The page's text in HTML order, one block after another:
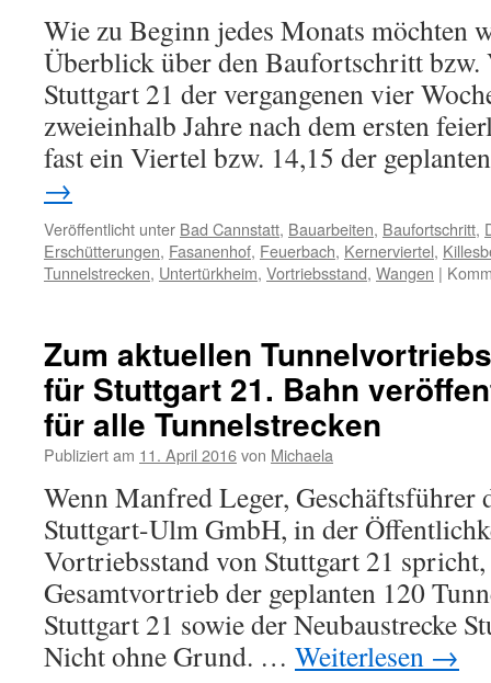
Wie zu Beginn jedes Monats möchten
Überblick über den Baufortschritt bzw.
Stuttgart 21 der vergangenen vier
zweieinhalb Jahre nach dem ersten
fast ein Viertel bzw. 14,15 der
→
Veröffentlicht unter Bad Cannstatt, Bauarbeiten, Baufortschritt,
Erschütterungen, Fasanenhof, Feuerbach, Kernerviertel,
Tunnelstrecken, Untertürkheim, Vortriebsstand, Wangen |
Zum aktuellen
für Stuttgart 21. Bahn
für alle Tunnelstrecken
Publiziert am 11. April 2016von Michaela
Wenn Manfred Leger, Geschäftsführer
Stuttgart-Ulm GmbH, in der
Vortriebsstand von Stuttgart 21
Gesamtvortrieb der geplanten 120
Stuttgart 21 sowie der Neubaustrecke
Nicht ohne Grund. … Weiterlesen →